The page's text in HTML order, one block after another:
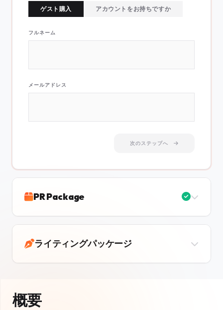
ゲスト購入 アカウントをお持ちですか
フルネーム
メールアドレス
次のステップへ
PR Package
ライティングパッケージ
概要